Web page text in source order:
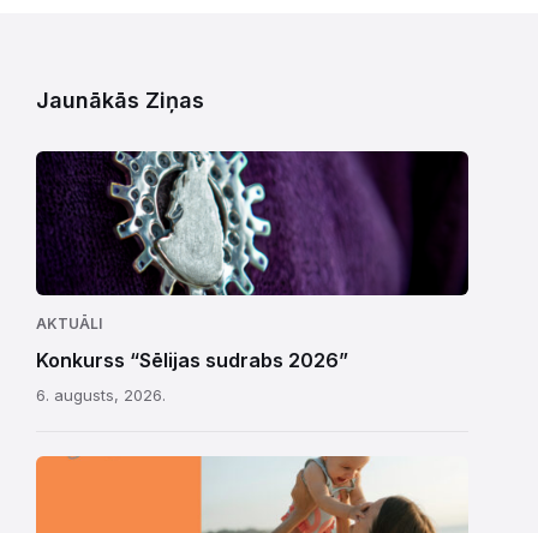
Jaunākās Ziņas
AKTUĀLI
Konkurss “Sēlijas sudrabs 2026”
6. augusts, 2026.